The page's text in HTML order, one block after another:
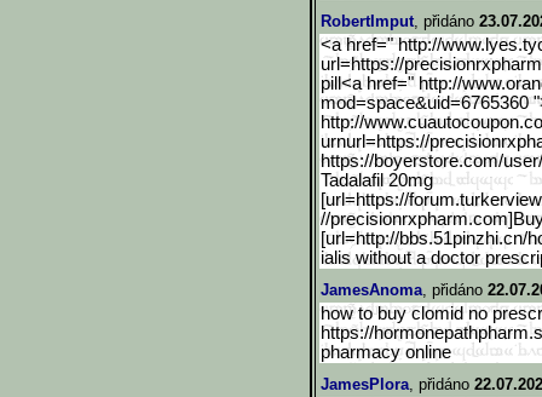
RobertImput, přidáno
<a href=" http://
url=https://
pill<a href=" http://
mod=space&uid=6765360
http://www.cuautocoupon.c
urnurl=https://
https://boyerstore.com/
Tadalafil 20mg
[url=https://forum.turker
//
[url=http://bbs.51pinzhi.cn/
ialis without a doctor
JamesAnoma, přidáno
how to buy clomid no
https://
pharmacy online
JamesPlora, přidáno